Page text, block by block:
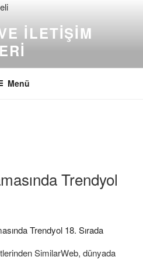
İLETIŞIM
Menü
Trendyol
SimilarWeb, dünyada